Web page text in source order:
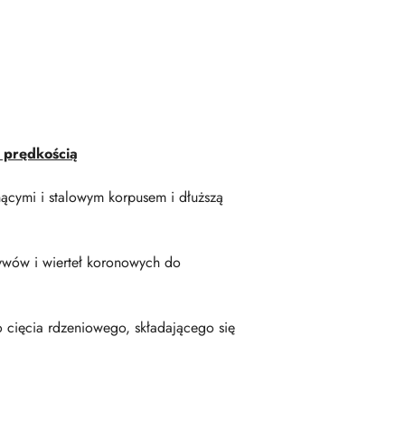
i stalowym korpusem i dłuższą
i wierteł koronowych do
cięcia rdzeniowego, składającego się